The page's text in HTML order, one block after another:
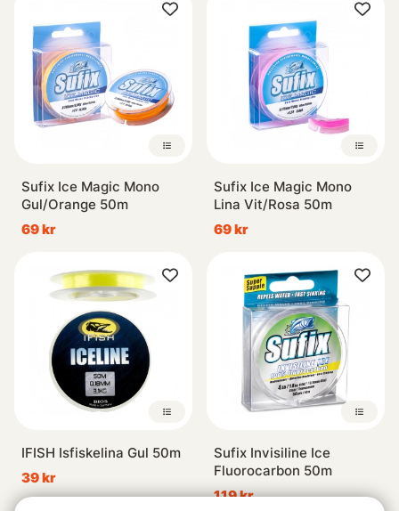
Sufix Ice Magic Mono
Gul/Orange 50m
69 kr
Sufix Ice Magic Mono
Lina Vit/Rosa 50m
69 kr
IFISH Isfiskelina Gul 50m
39 kr
Sufix Invisiline Ice
Fluorocarbon 50m
119 kr